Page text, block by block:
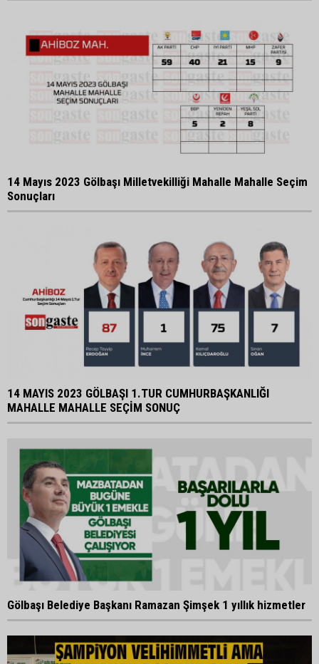
14 Mayıs 2023 Gölbaşı Milletvekilliği Mahalle Mahalle Seçim
Sonuçları
14 MAYIS 2023 GÖLBAŞI 1.TUR CUMHURBAŞKANLIĞI
MAHALLE MAHALLE SEÇİM SONUÇ
Gölbaşı Belediye Başkanı Ramazan Şimşek 1 yıllık hizmetler